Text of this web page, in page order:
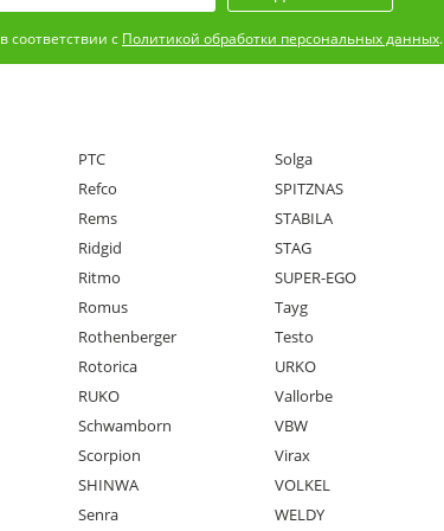
в соответствии с Политикой обработки персональных данных.
PTC
Refco
Rems
Ridgid
Ritmo
Romus
Rothenberger
Rotorica
RUKO
Schwamborn
Scorpion
SHINWA
Senra
Solga
SPITZNAS
STABILA
STAG
SUPER-EGO
Tayg
Testo
URKO
Vallorbe
VBW
Virax
VOLKEL
WELDY